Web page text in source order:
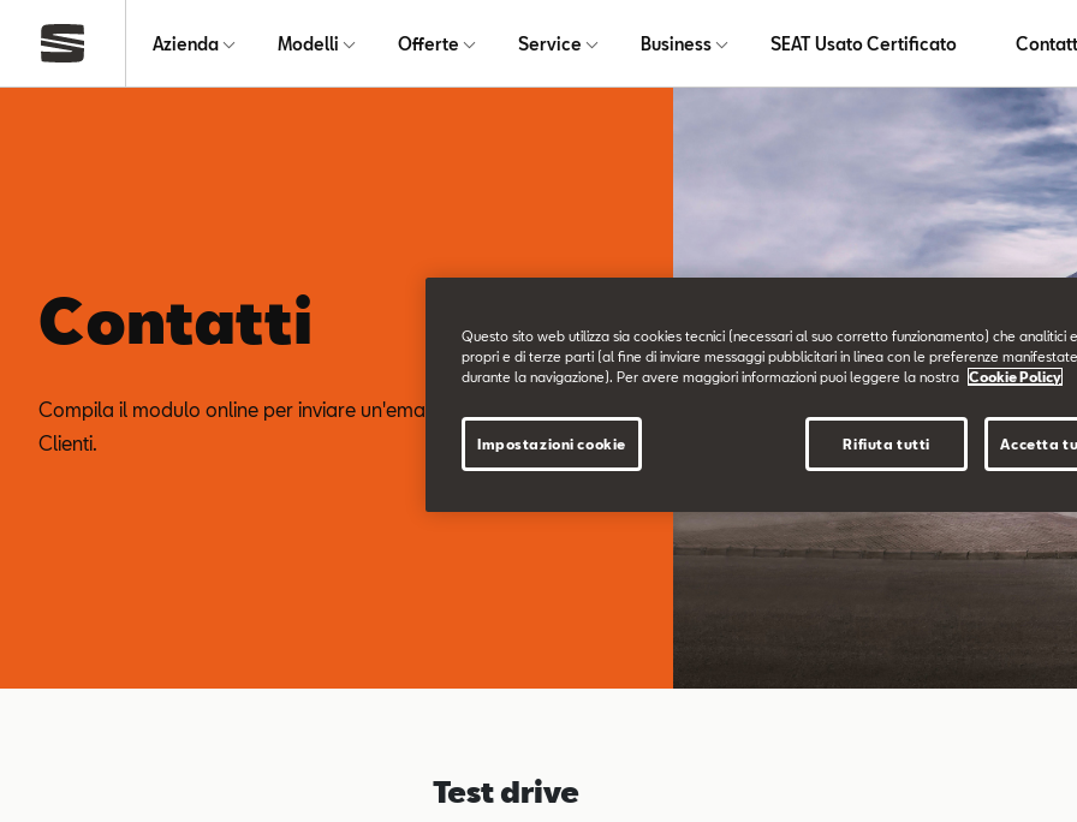
Azienda Modelli Offerte Service Business SEAT Usato Certificato
Contatti
Compila il modulo online per inviare un'email al nostro Servizio
Clienti.
Test drive
Questo sito web utilizza sia cookies tecnici (necessari al suo corretto funzionamento) che analitici
propri e di terze parti (al fine di inviare messaggi pubblicitari in linea con le preferenze
durante la navigazione). Per avere maggiori informazioni puoi leggere la nostra
Cookie Policy
Rifiuta tutti Accetta
Impostazioni cookie